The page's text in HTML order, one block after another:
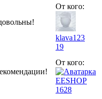
От кого:
klava123
19
От кого:
EESHOP
1628